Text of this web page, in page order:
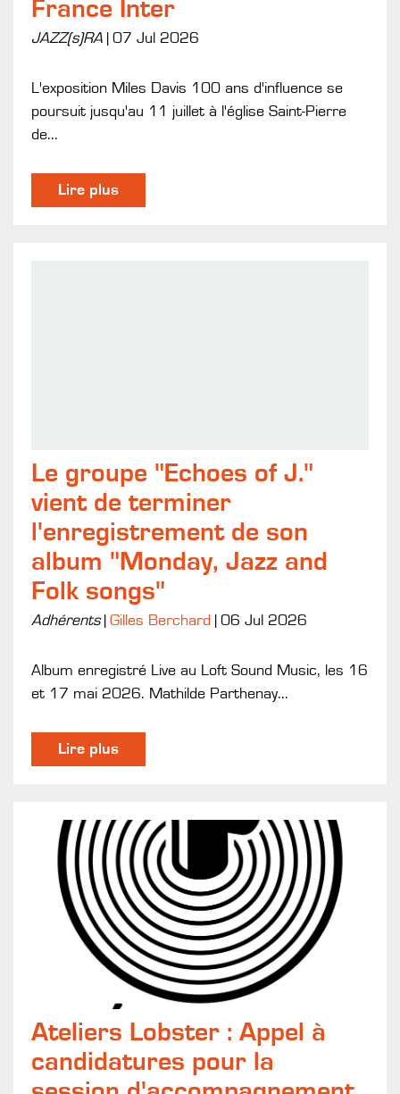
France Inter
JAZZ(s)RA 07 Jul 2026
L'exposition Miles Davis 100 ans d'influence se
poursuit jusqu'au 11 juillet à l'église Saint-Pierre
de...
Lire plus
Le groupe "Echoes of J."
vient de terminer
l'enregistrement de son
album "Monday, Jazz and
Folk songs"
Adhérents Gilles Berchard 06 Jul 2026
Album enregistré Live au Loft Sound Music, les 16
et 17 mai 2026. Mathilde Parthenay...
Lire plus
Ateliers Lobster : Appel à
candidatures pour la